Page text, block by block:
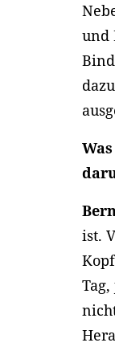
und
ist.